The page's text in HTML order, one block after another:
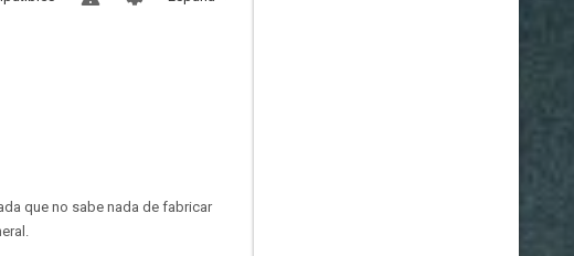
que no sabe nada de fabricar